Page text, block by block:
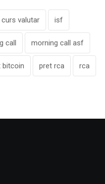
curs valutar isf
call morning call asf
bitcoin pret rca rca